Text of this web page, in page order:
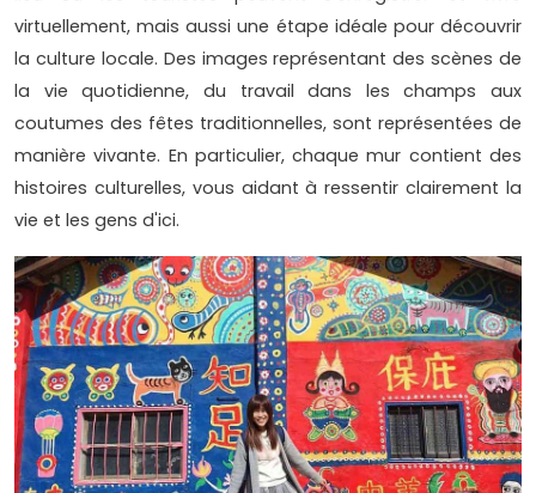
virtuellement, mais aussi une étape idéale pour découvrir
la culture locale. Des images représentant des scènes de
la vie quotidienne, du travail dans les champs aux
coutumes des fêtes traditionnelles, sont représentées de
manière vivante. En particulier, chaque mur contient des
histoires culturelles, vous aidant à ressentir clairement la
vie et les gens d'ici.